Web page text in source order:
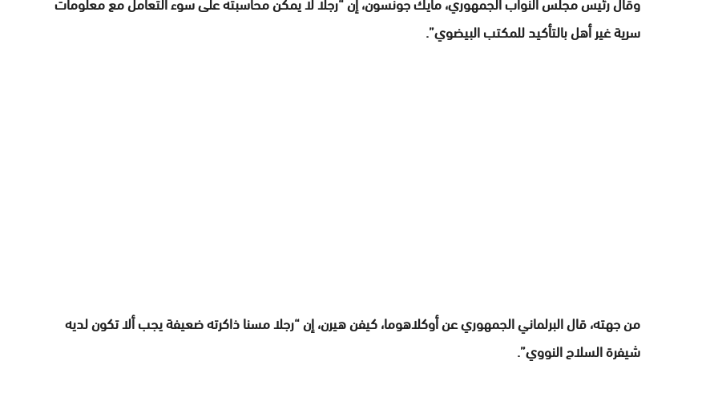
سرية غير أهل بالتأكيد للمكتب البيضوي”.
من جهته، قال البرلماني الجمهوري عن أوكلاهوما، كيفن هيرن، إن “رجلا مسنا ذاكرته ضعيفة يجب ألا تكون لديه
شيفرة السلاح النووي”.